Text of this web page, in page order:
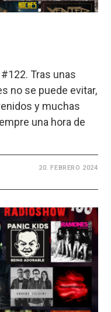
Tras unas
no se puede evitar,
y muchas
una hora de
20. FEBRERO 2024